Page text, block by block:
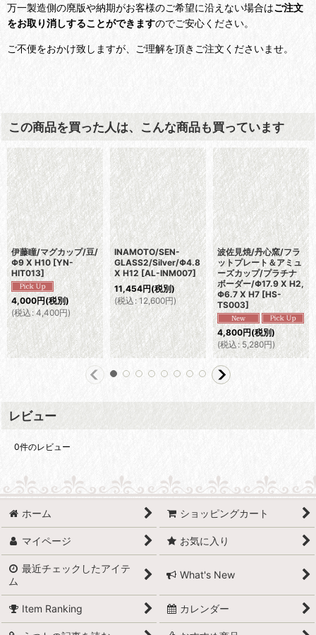
万一製造側の廃版や納期がお客様のご希望に沿えない場合はご注文
をお取り消しすることができますのでご安心ください。
ご不便をおかけ致しますが、ご理解を頂きご注文くださいませ。
この商品を買った人は、こんな商品も買っています
伊藤瞳/マグカップ/豆/
Φ9 X H10 [YN-
HIT013]
4,000円(税別)
(税込 : 4,400円)
INAMOTO/SEN-
GLASS2/Silver/Φ4.8
X H12 [AL-INM007]
11,454円(税別)
(税込 : 12,600円)
波佐見焼/丹心窯/フラ
ットプレート＆アミュ
ーズカップ/プラチナ
ボーダー/Φ17.9 X H2,
Φ6.7 X H7 [HS-
TS003]
4,800円(税別)
(税込: 5,280円)
レビュー
0件のレビュー
ホーム ショッピングカート
マイページ お気に入り
最近チェックしたアイテ
ム
What's New
Item Ranking カレンダー